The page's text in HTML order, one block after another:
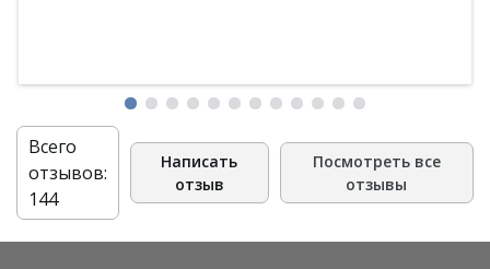
Всего
отзывов:
144
Написать
отзыв
Посмотреть все
отзывы